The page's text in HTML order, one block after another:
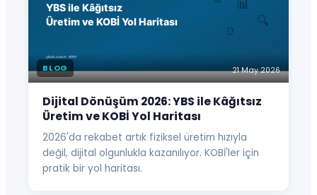
BLOG 21 May 2026
Dijital Dönüşüm 2026: YBS ile Kâğıtsız
Üretim ve KOBİ Yol Haritası
2026'da rekabet artık fiziksel üretim hızıyla
değil, dijital olgunlukla kazanılıyor. KOBİ'ler için
pratik bir yol haritası.